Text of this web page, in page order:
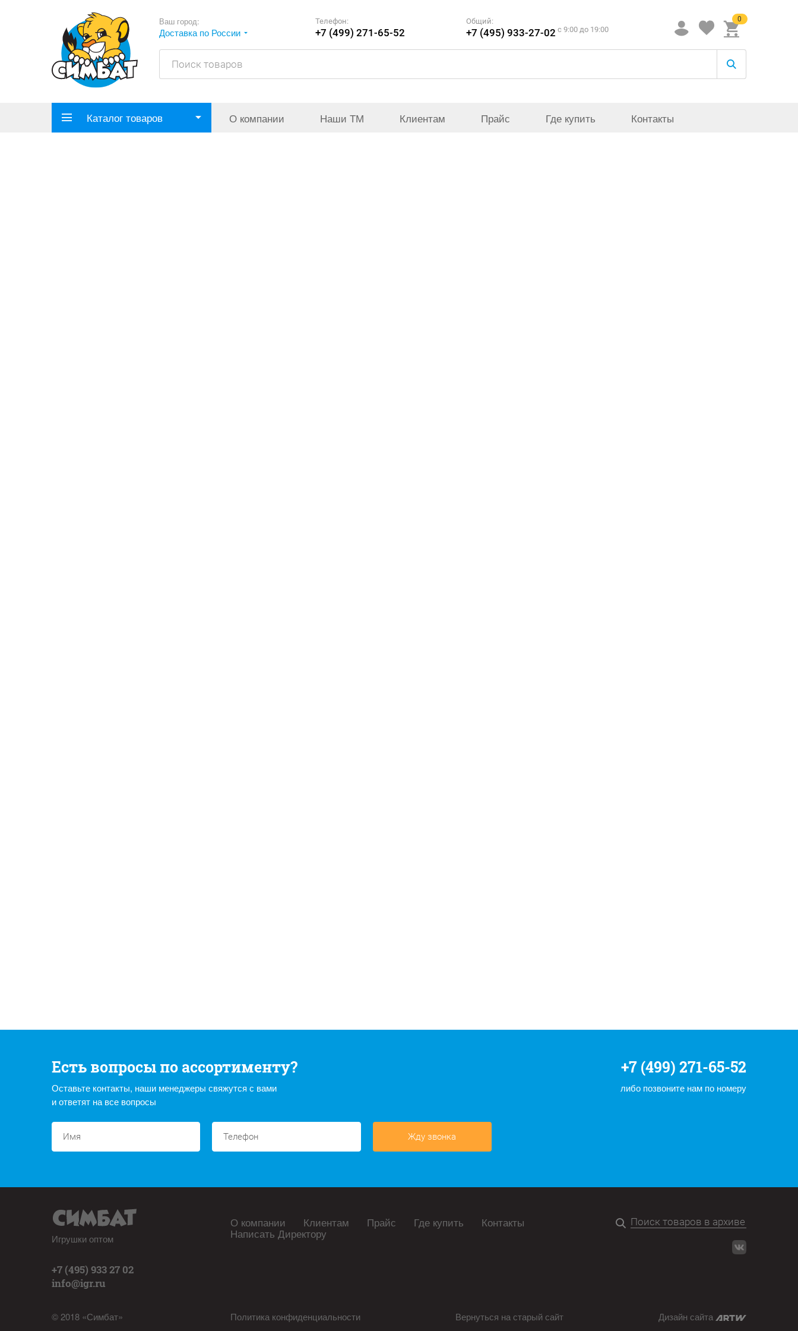
Ваш город:
Доставка по России
Телефон:
+7 (499) 271-65-52
Общий:
+7 (495) 933-27-02 c 9:00 до 19:00
0
Каталог товаров О компании Наши ТМ Клиентам Прайс Где купить Контакты
Есть вопросы по ассортименту?
Оставьте контакты, наши менеджеры свяжутся с вами
и ответят на все вопросы
+7 (499) 271-65-52
либо позвоните нам по номеру
Жду звонка
Игрушки оптом
+7 (495) 933 27 02
info@igr.ru
© 2018 «Симбат»
О компании Клиентам Прайс Где купить Контакты
Написать Директору
Политика конфиденциальности Вернуться на старый сайт Дизайн сайта